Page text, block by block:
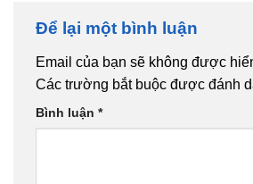
Để lại một bình luận
Email của bạn sẽ không được
Các trường bắt buộc được đánh
Bình luận *